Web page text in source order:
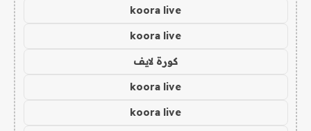
koora live
koora live
كورة لايف
koora live
koora live